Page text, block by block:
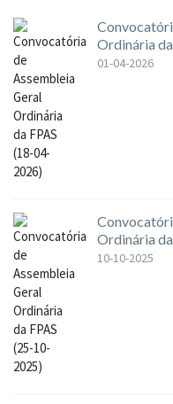
Ordinária
01-04-2026
Ordinária
10-10-2025